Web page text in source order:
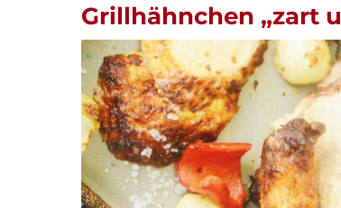
Grillhähnchen „zart